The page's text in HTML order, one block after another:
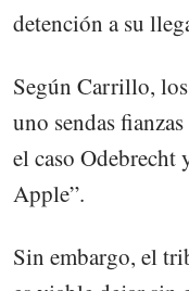
detención a su
Según Carrillo,
uno sendas
el caso Odebrecht
Apple”.
Sin embargo, el